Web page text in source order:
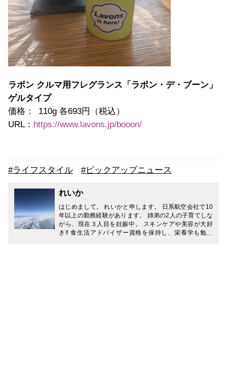
ラボン クルマ用フレグランス「ラボン・デ・ブーン」
ゲルタイプ
価格： 110g 各693円（税込）
URL： https://www.lavons.jp/booon/
#ライフスタイル #ピックアップニュース
れいか
はじめまして。 れいかと申します。 日系航空会社で10
年以上の勤務経験があります。 姉弟の2人の子育てしな
がら、現在３人目を妊娠中。 スキンケアや美容が大好
き‼︎ 食生活アドバイザー資格を保持し、栄養学も勉強